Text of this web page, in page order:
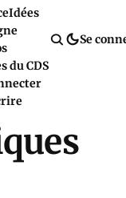
Idées
du CDS
Se